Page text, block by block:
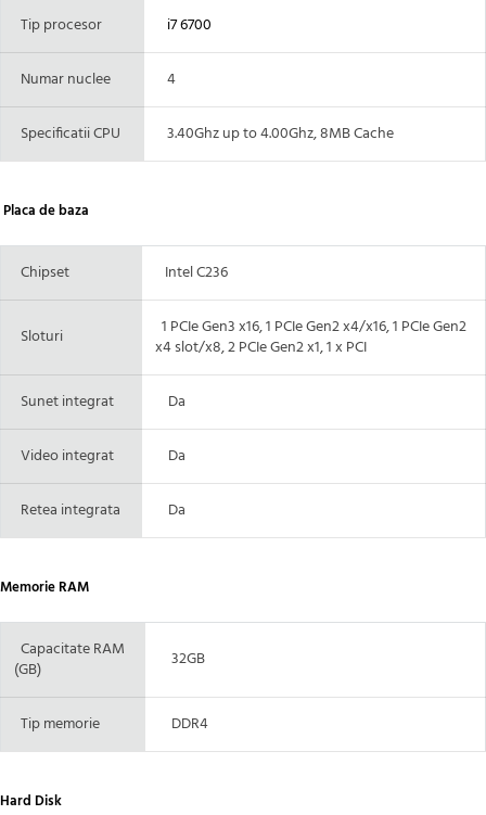
Tip procesor i7 6700
Numar nuclee 4
Specificatii CPU 3.40Ghz up to 4.00Ghz, 8MB Cache
Placa de baza
Chipset Intel C236
Sloturi
1 PCIe Gen3 x16, 1 PCIe Gen2 x4/x16, 1 PCIe Gen2
x4 slot/x8, 2 PCIe Gen2 x1, 1 x PCI
Sunet integrat Da
Video integrat Da
Retea integrata Da
Memorie RAM
Capacitate RAM
(GB)
32GB
Tip memorie DDR4
Hard Disk